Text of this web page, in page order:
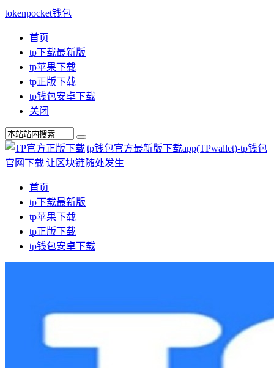
tokenpocket钱包
首页
tp下载最新版
tp苹果下载
tp正版下载
tp钱包安卓下载
关闭
首页
tp下载最新版
tp苹果下载
tp正版下载
tp钱包安卓下载